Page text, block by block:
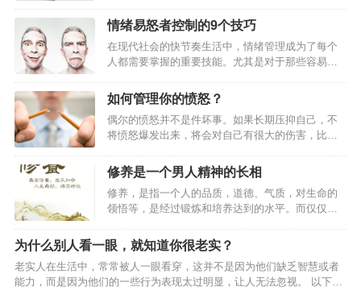
况下，往往也只有少数人对于行动的主观意义——
无论理性的还是非理性的——产生明确的意识。完
种边缘情况，在分析经验事实的时候，任何历史学
和社会学的研…
题的习惯和表述的系统性差别太大。1、混乱与条理
有的人，大脑永远是混沌的，事物在大脑里存放方
式是堆放的，一件事物在他眼里都是无数个点组合
起来的，没有主次，没有先后。和你的沟通或工作
的汇报，永远是头上抓一把，脚上抓一把，无法让
你获得全面和重要信息。你就坐在他对面，却无法
密，纲举目张。由大到小，由粗到细，由主到次，
由远到近，井井有…
情绪易怒者控制的9个技巧
在现代社会的快节奏生活中，情绪管理成为了每个
人都需要掌握的重要技能。尤其是对于那些容易情
的生活质量，还能改善人际关系，让自己在各种场
合中都能稳如泰山。以下是9个实用的情绪控制技
巧，帮助你成为情绪的主人。一、认识情绪根源情
绪易怒往往不是无缘无故的，它可能源于过去的经
历、压力积累或者性格特点。首先，我们要学会审
视自己的情绪，当愤怒涌上心头时，不要急于爆
是因为对方的行为真的不可原谅，还是因为我自己
最近压力太大？”…
如何管理你的愤怒？
偶尔的愤怒并不是件坏事。如果长期压抑自己，不
将愤怒爆发出来，将会对自己有很大的伤害，比如
心脏病。但愤怒并不是独立存在，而是被其他情绪
所引发。所以既然愤怒不可避免，我们要做的不是
压抑愤怒，而是找到引发愤怒的情绪，在愤怒之前
消除这些情绪，去掉愤怒带来的消极影响。专家将
愤怒分成6种类型，并提供了破解之法。愤怒类型
1：爆发型爆发型愤怒的症状：“如果你再把脏袜子乱
边缘并不容易，但当这一刻真的来临时，便会地动
山摇，身边…
修养是一个男人精神的长相
修养，是指一个人的品质，道德、气质，对生命的
领悟等，是经过锻炼和培养达到的水平。而仅仅只
一个敢于挑战自己的人，一个自省的人；是一个具
有高远气度、严谨节操、淡欲的世界里，如何镇守
本心，修身韫德，做一个有修养、有品性的人，如
何才能安顿好自己的心灵，如何在冷静中自省，如
为什么别人看一眼，就知道你很老实？
老实人在生活中，常常被人一眼看穿，这并不是因为他们缺乏智慧或者
能力，而是因为他们的一些行为表现太过明显，让人无法忽视。 以下是